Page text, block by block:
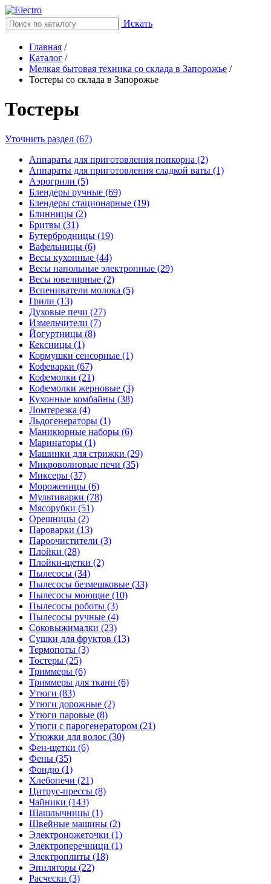
Искать
Главная /
Каталог /
Мелкая бытовая техника со склада в Запорожье /
Тостеры со склада в Запорожье
Тостеры
Уточнить раздел (67)
Аппараты для приготовления попкорна (2)
Аппараты для приготовления сладкой ваты (1)
Аэрогрили (5)
Блендеры ручные (69)
Блендеры стационарные (19)
Блинницы (2)
Бритвы (31)
Бутербродницы (19)
Вафельницы (6)
Весы кухонные (44)
Весы напольные электронные (29)
Весы ювелирные (2)
Вспениватели молока (5)
Грили (13)
Духовые печи (27)
Измельчители (7)
Йогуртницы (8)
Кексницы (1)
Кормушки сенсорные (1)
Кофеварки (67)
Кофемолки (21)
Кофемолки жерновые (3)
Кухонные комбайны (38)
Ломтерезка (4)
Льдогенераторы (1)
Маникюрные наборы (6)
Маринаторы (1)
Машинки для стрижки (29)
Микроволновые печи (35)
Миксеры (37)
Мороженицы (6)
Мультиварки (78)
Мясорубки (51)
Орешницы (2)
Пароварки (13)
Пароочистители (3)
Плойки (28)
Плойки-щетки (2)
Пылесосы (34)
Пылесосы безмешковые (33)
Пылесосы моющие (10)
Пылесосы роботы (3)
Пылесосы ручные (4)
Соковыжималки (23)
Сушки для фруктов (13)
Термопоты (3)
Тостеры (25)
Триммеры (6)
Триммеры для ткани (6)
Утюги (83)
Утюги дорожные (2)
Утюги паровые (8)
Утюги с парогенератором (21)
Утюжки для волос (30)
Фен-щетки (6)
Фены (35)
Фондю (1)
Хлебопечи (21)
Цитрус-прессы (8)
Чайники (143)
Шашлычницы (1)
Швейные машины (2)
Электроножеточки (1)
Электроперечници (1)
Электроплиты (18)
Эпиляторы (22)
Расчески (3)